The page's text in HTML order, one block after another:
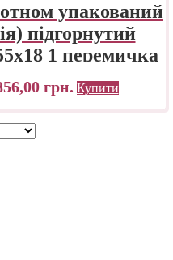
упакований
підгорнутий
1 перемичка
Україна
грн. Купити